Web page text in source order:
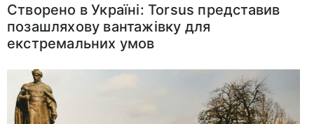
Створено в Україні: Torsus представив
позашляхову вантажівку для
екстремальних умов